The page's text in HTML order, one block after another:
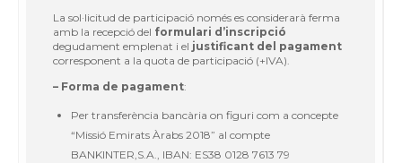
La sol·licitud de participació només es considerarà ferma
amb la recepció del formulari d’inscripció
degudament emplenat i el justificant del pagament
corresponent a la quota de participació (+IVA).
– Forma de pagament:
Per transferència bancària on figuri com a concepte
“Missió Emirats Àrabs 2018” al compte
BANKINTER,S.A., IBAN: ES38 0128 7613 79